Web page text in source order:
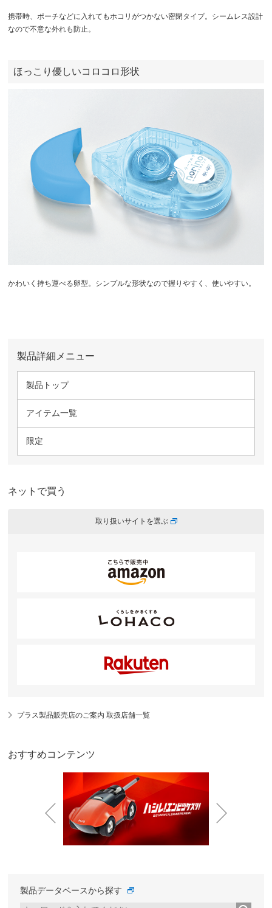
携帯時、ポーチなどに入れてもホコリがつかない密閉タイプ。シームレス設計
なので不意な外れも防止。
ほっこり優しいコロコロ形状
かわいく持ち運べる卵型。シンプルな形状なので握りやすく、使いやすい。
製品詳細メニュー
製品トップ
アイテム一覧
限定
ネットで買う
取り扱いサイトを選ぶ
プラス製品販売店のご案内 取扱店舗一覧
おすすめコンテンツ
製品データベースから探す